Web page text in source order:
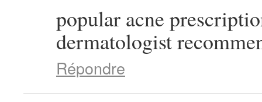
popular acne
dermatologist
Répondre